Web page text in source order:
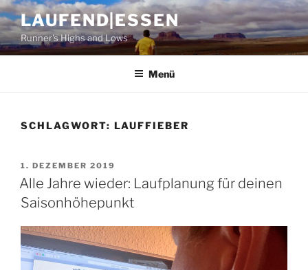
Zum
Inhalt
springen
LAUFEND|ESSEN
Runner's Highs and Lows
Menü
SCHLAGWORT: LAUFFIEBER
VERÖFFENTLICHT
AM
1. DEZEMBER 2019
Alle Jahre wieder: Laufplanung für deinen
Saisonhöhepunkt